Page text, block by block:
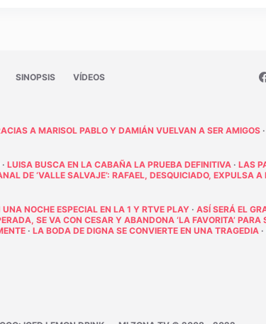
SINOPSIS VÍDEOS
A MARISOL PABLO Y DAMIÁN VUELVAN A SER AMIGOS
·LUISA BUSCA EN LA CABAÑA LA PRUEBA DEFINITIVA ·LAS
DE ‘VALLE SALVAJE’: RAFAEL, DESQUICIADO, EXPULSA
UNA NOCHE ESPECIAL EN LA 1 Y RTVE PLAY ·ASÍ SERÁ EL
SE VA CON CESAR Y ABANDONA ‘LA FAVORITA’ PARA
·LA BODA DE DIGNA SE CONVIERTE EN UNA TRAGEDIA ·